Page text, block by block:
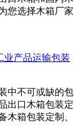
您选择木箱厂家
业产品运输包装
中不可或缺的包
出口木箱包装定
木箱包装定制、